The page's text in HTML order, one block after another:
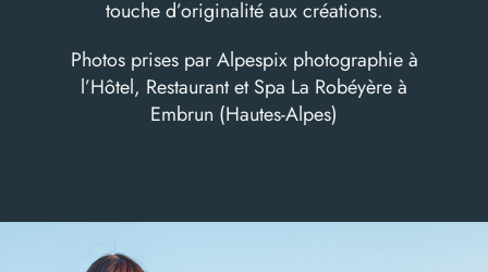
touche d’originalité aux créations.
Photos prises parAlpespix photographieà
l’Hôtel, Restaurant et Spa La Robéyèreà
Embrun (Hautes-Alpes)